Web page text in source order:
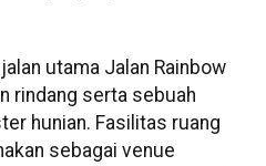
utama Jalan Rainbow
rindang serta sebuah
hunian. Fasilitas ruang
sebagai venue